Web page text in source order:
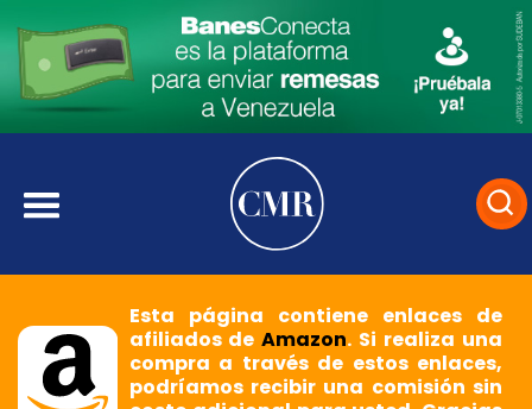
Esta página contiene enlaces de
afiliados deAmazon. Si realiza una
compra a través de estos enlaces,
podríamos recibir una comisión sin